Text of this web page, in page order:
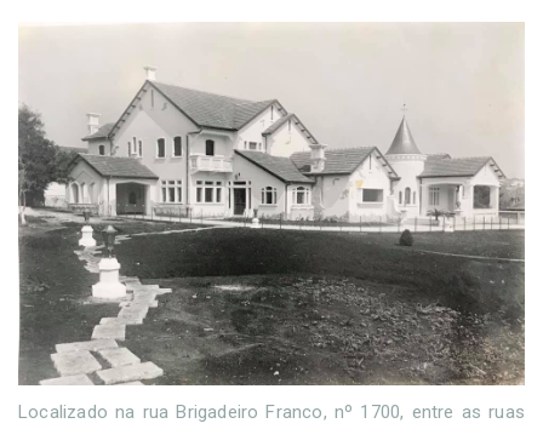
Localizado na rua Brigadeiro Franco, nº 1700, entre as ruas